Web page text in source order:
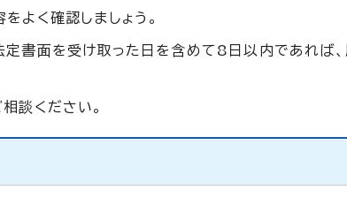
よく確認しましょう。
書面を受け取った日を含めて8日以内であれば、
談ください。